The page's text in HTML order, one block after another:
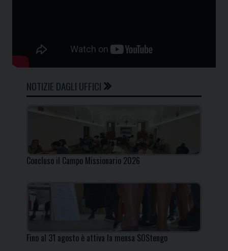
NOTIZIE DAGLI UFFICI
Concluso il Campo Missionario 2026
Fino al 31 agosto è attiva la mensa SOStengo